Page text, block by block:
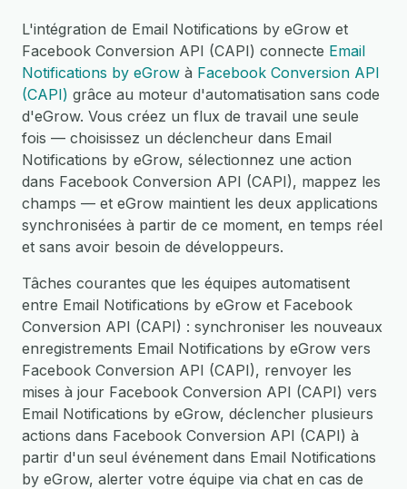
L'intégration de Email Notifications by eGrow et
Facebook Conversion API (CAPI) connecte Email
Notifications by eGrow à Facebook Conversion API
(CAPI) grâce au moteur d'automatisation sans code
d'eGrow. Vous créez un flux de travail une seule
fois — choisissez un déclencheur dans Email
Notifications by eGrow, sélectionnez une action
dans Facebook Conversion API (CAPI), mappez les
champs — et eGrow maintient les deux applications
synchronisées à partir de ce moment, en temps réel
et sans avoir besoin de développeurs.
Tâches courantes que les équipes automatisent
entre Email Notifications by eGrow et Facebook
Conversion API (CAPI) : synchroniser les nouveaux
enregistrements Email Notifications by eGrow vers
Facebook Conversion API (CAPI), renvoyer les
mises à jour Facebook Conversion API (CAPI) vers
Email Notifications by eGrow, déclencher plusieurs
actions dans Facebook Conversion API (CAPI) à
partir d'un seul événement dans Email Notifications
by eGrow, alerter votre équipe via chat en cas de